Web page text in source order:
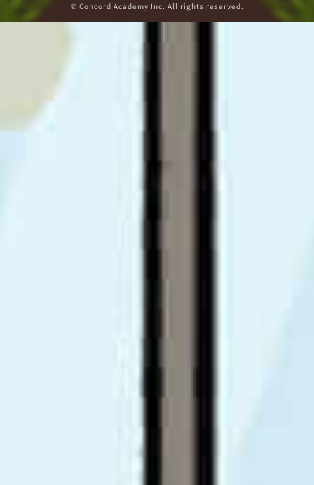
© Concord Academy Inc. All rights reserved.